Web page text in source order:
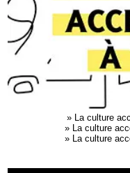
»
La culture
»
La culture
»
La culture